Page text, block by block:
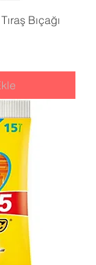
Bıçağı